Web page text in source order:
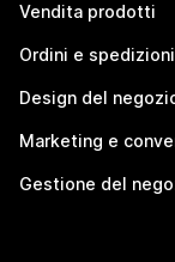
Vendita prodotti
Ordini e spedizioni
Design del
Marketing e
Gestione del